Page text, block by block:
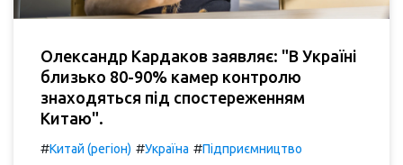
Олександр Кардаков заявляє: "В Україні
близько 80-90% камер контролю
знаходяться під спостереженням
Китаю".
#Китай (регіон) #Україна #Підприємництво